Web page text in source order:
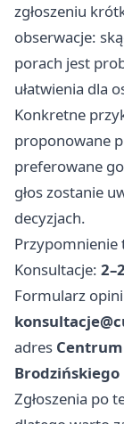
zgłoszeniu
obserwacje:
porach jest
ułatwienia dla
Konkretne
proponowane
preferowane
głos zostanie
decyzjach.
Konsultacje:
Formularz
adres Centrum
Brodzińskiego
Zgłoszenia po